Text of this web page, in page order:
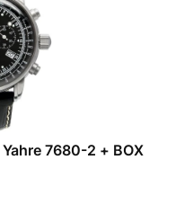
7680-2 + BOX